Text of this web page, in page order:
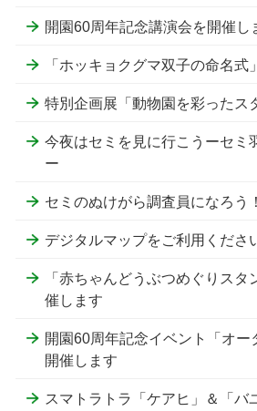
開園60周年記念講演会を開催し
「ホッキョクグマ双子の命名式
特別企画展「動物園を彩ったス
今夜はセミを見に行こうーセミ
ー
セミのぬけがら調査員になろう
デジタルマップをご利用くださ
「赤ちゃんどうぶつめぐりスタ
催します
開園60周年記念イベント「オー
開催します
スマトラトラ「ケアヒ」＆「バ